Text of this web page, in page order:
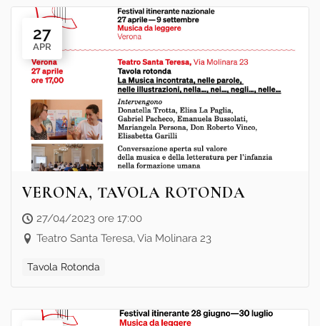
27
APR
VERONA, TAVOLA ROTONDA
27/04/2023 ore 17:00
Teatro Santa Teresa, Via Molinara 23
Tavola Rotonda